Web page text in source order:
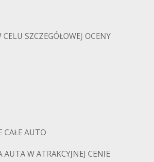
SZCZEGÓŁOWEJ OCENY
CAŁE AUTO
W ATRAKCYJNEJ CENIE